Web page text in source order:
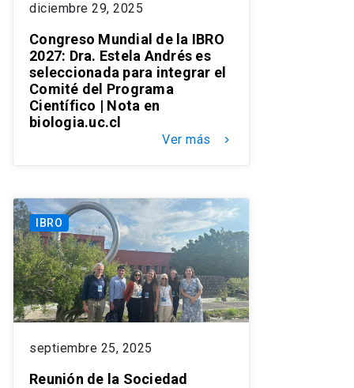
diciembre 29, 2025
Congreso Mundial de la IBRO
2027: Dra. Estela Andrés es
seleccionada para integrar el
Comité del Programa
Científico | Nota en
biologia.uc.cl
Ver más keyboard_arrow_right
IBRO
septiembre 25, 2025
Reunión de la Sociedad